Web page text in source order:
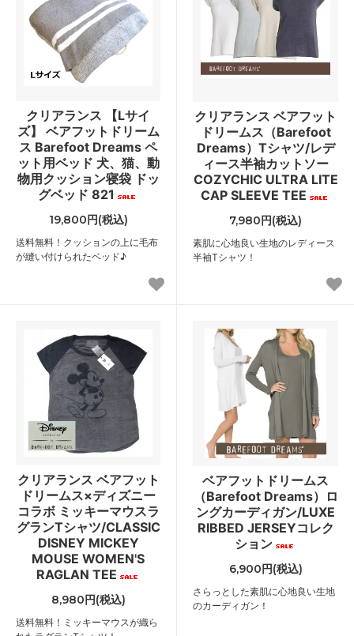
クリアランス 【Lサイ
ズ】 ベアフットドリーム
ス Barefoot Dreams ペ
ット用ベッド 犬、猫、動
物用クッション寝袋 ドッ
グベッド 821
19,800円(税込)
送料無料！クッションの上に毛布
が縫い付けられたベッド♪
クリアランス ベアフット
ドリームス（Barefoot
Dreams）Tシャツ/レデ
ィース半袖カットソー
COZYCHIC ULTRA LITE
CAP SLEEVE TEE
7,980円(税込)
素肌に心地良い生地のレディース
半袖Tシャツ！
クリアランス ベアフット
ドリームス×ディズニー
コラボ ミッキーマウスラ
グランTシャツ/CLASSIC
DISNEY MICKEY
MOUSE WOMEN'S
RAGLAN TEE
8,980円(税込)
送料無料！ミッキーマウスが織ら
ベアフットドリームス
（Barefoot Dreams）ロ
ングカーディガン/LUXE
RIBBED JERSEYコレク
ション
6,900円(税込)
さらっとした素肌に心地良い生地
のカーディガン！